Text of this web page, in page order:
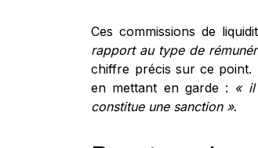
Ces commissions de
rapport au type de
chiffre précis sur ce point.
en mettant en garde : « il
constitue une sanction ».